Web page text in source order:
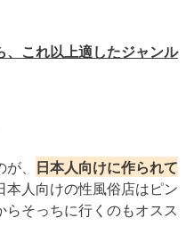
、これ以上適したジャンル
、 日本人向けに作られて
本人向けの性風俗店はピン
そっちに行くのもオスス